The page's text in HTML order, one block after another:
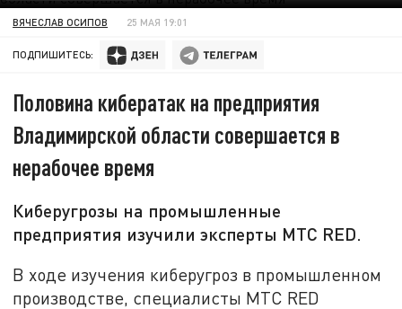
ВЯЧЕСЛАВ ОСИПОВ 25 МАЯ 19:01
ПОДПИШИТЕСЬ:
Половина кибератак на предприятия
Владимирской области совершается в
нерабочее время
Киберугрозы на промышленные
предприятия изучили эксперты МТС RED.
В ходе изучения киберугроз в промышленном
производстве, специалисты МТС RED